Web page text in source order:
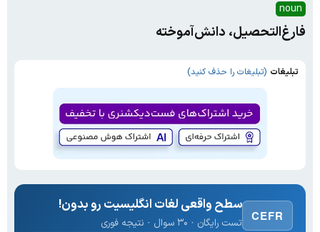
noun
فارغ‌التحصیل، دانش‌آموخته
تبلیغات (تبلیغات را حذف کنید)
CEFR
سطح واقعی لغات انگلیسیت رو بدون!
تست رایگان · ۳۰ سوال · نتیجه فوری